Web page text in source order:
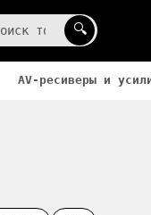
🔍
AV-ресиверы и